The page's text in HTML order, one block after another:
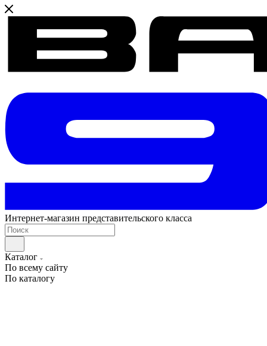
Интернет-магазин представительского класса
Каталог
По всему сайту
По каталогу